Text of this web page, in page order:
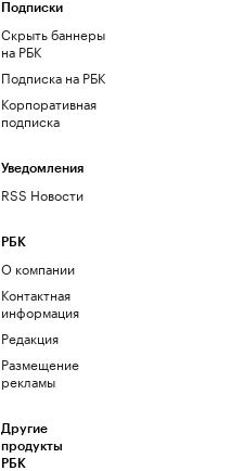
Подписки
Скрыть баннеры
на РБК
Подписка на РБК
Корпоративная
подписка
Уведомления
RSS Новости
РБК
О компании
Контактная
информация
Редакция
Размещение
рекламы
Другие
продукты
РБК